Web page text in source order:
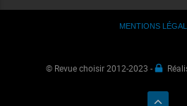
MENTIONS
© Revue choisir 2012-2023 -